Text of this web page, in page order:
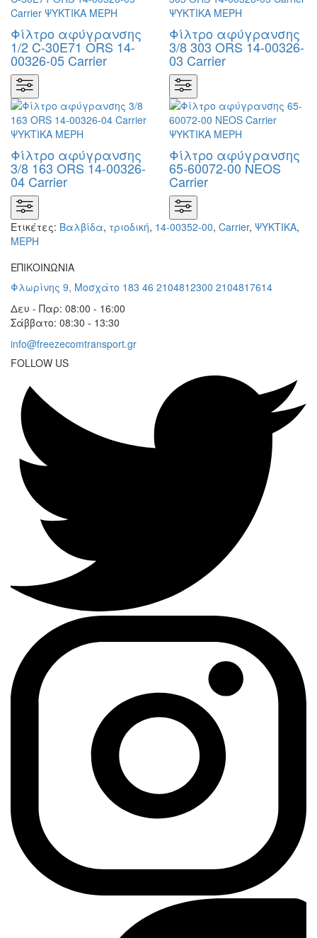
Φίλτρο αφύγρανσης
1/2 C-30E71 ORS 14-
00326-05 Carrier
Φίλτρο αφύγρανσης
3/8 303 ORS 14-00326-
03 Carrier
Φίλτρο αφύγρανσης
3/8 163 ORS 14-00326-
04 Carrier
Φίλτρο αφύγρανσης
65-60072-00 NEOS
Carrier
Ετικέτες: Βαλβίδα, τριοδική, 14-00352-00, Carrier, ΨΥΚΤΙΚΑ,
ΜΕΡΗ
ΕΠΙΚΟΙΝΩΝΙΑ
Φλωρίνης 9, Μοσχάτο 183 46 2104812300 2104817614
Δευ - Παρ: 08:00 - 16:00
Σάββατο: 08:30 - 13:30
info@freezecomtransport.gr
FOLLOW US